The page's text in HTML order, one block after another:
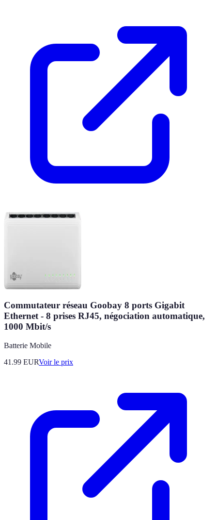
Commutateur réseau Goobay 8 ports Gigabit
Ethernet - 8 prises RJ45, négociation automatique,
1000 Mbit/s
Batterie Mobile
41.99 EURVoir le prix